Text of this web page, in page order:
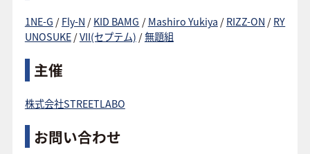
1NE-G /Fly-N /KID BAMG /Mashiro Yukiya /RIZZ-ON /RY
UNOSUKE/VII(セプテム) /無題組
主催
株式会社STREETLABO
お問い合わせ